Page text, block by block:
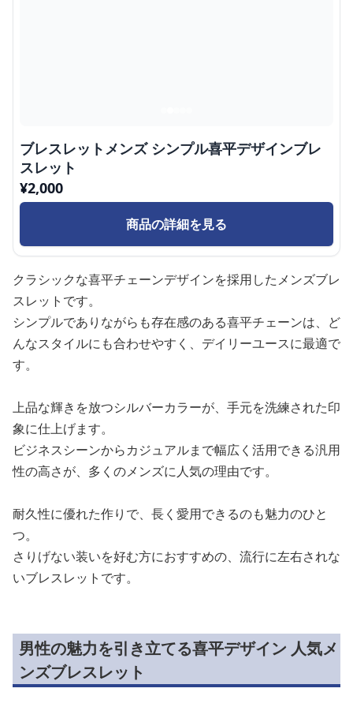
ブレスレットメンズ シンプル喜平デザインブレ
スレット
¥2,000
商品の詳細を見る
クラシックな喜平チェーンデザインを採用したメンズブレ
スレットです。
シンプルでありながらも存在感のある喜平チェーンは、ど
んなスタイルにも合わせやすく、デイリーユースに最適で
す。
上品な輝きを放つシルバーカラーが、手元を洗練された印
象に仕上げます。
ビジネスシーンからカジュアルまで幅広く活用できる汎用
性の高さが、多くのメンズに人気の理由です。
耐久性に優れた作りで、長く愛用できるのも魅力のひと
つ。
さりげない装いを好む方におすすめの、流行に左右されな
いブレスレットです。
男性の魅力を引き立てる喜平デザイン 人気メ
ンズブレスレット